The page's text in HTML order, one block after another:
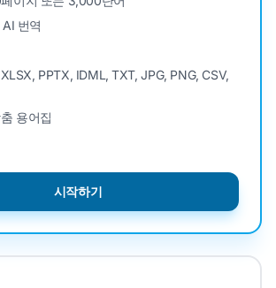
번역
PPTX, IDML, TXT, JPG, PNG, CSV,
용어집
시작하기